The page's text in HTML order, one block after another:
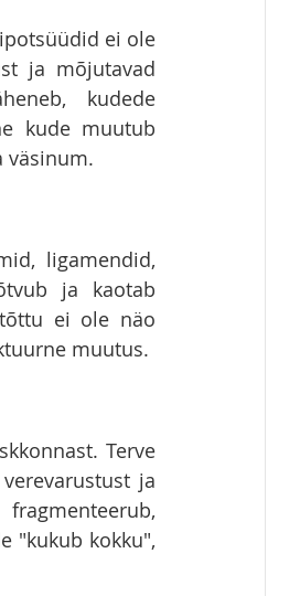
ei ole
ja mõjutavad
kudede
kude muutub
väsinum.
ligamendid,
ja kaotab
ei ole näo
muutus.
Terve
ja
"kukub kokku",